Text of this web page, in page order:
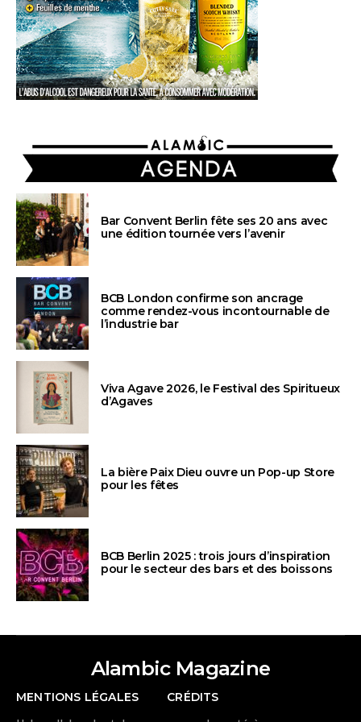
AGENDA
Bar Convent Berlin fête ses 20 ans avec
une édition tournée vers l’avenir
BCB London confirme son ancrage
comme rendez-vous incontournable de
l’industrie bar
Viva Agave 2026, le Festival des Spiritueux
d’Agaves
La bière Paix Dieu ouvre un Pop-up Store
pour les fêtes
BCB Berlin 2025 : trois jours d’inspiration
pour le secteur des bars et des boissons
Alambic Magazine
MENTIONS LÉGALES CRÉDITS